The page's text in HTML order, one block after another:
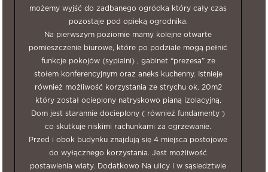
możemy wyjść do zadbanego ogródka który cały czas
pozostaje pod opieką ogrodnika.
Na pierwszym poziomie mamy kolejne otwarte
pomieszczenie biurowe, które po podziale mogą pełnić
funkcje pokojów (sypialni) , gabinet “prezesa” ze
stołem konferencyjnym oraz aneks kuchenny. Istnieje
również możliwość korzystania ze strychu ok. 20m2
który został ocieplony natryskowo pianą izolacyjną.
Dom jest starannie docieplony ( również fundamenty )
co skutkuje niskimi rachunkami za ogrzewanie.
Przed i obok budynku znajdują się 4 miejsca postojowe
do wyłącznego korzystania. Jest możliwość
postawienia wiaty. Dodatkowo Na ulicy i w sąsiedztwie